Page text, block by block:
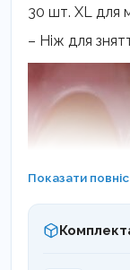
30 шт. XL для
– Ніж для
Показати